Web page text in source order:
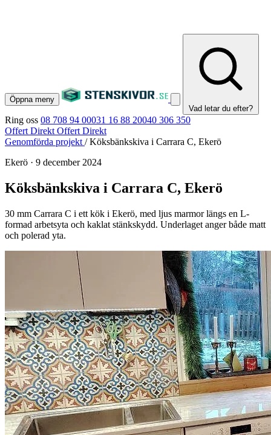
Öppna meny
Vad letar du efter?
Ring oss 08 708 94 00031 16 88 20040 306 350
Offert Direkt Offert Direkt
Genomförda projekt / Köksbänkskiva i Carrara C, Ekerö
Ekerö · 9 december 2024
Köksbänkskiva i Carrara C, Ekerö
30 mm Carrara C i ett kök i Ekerö, med ljus marmor längs en L-
formad arbetsyta och kaklat stänkskydd. Underlaget anger både matt
och polerad yta.